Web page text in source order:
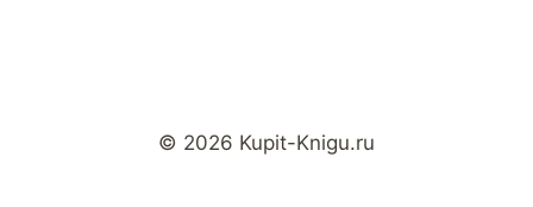
© 2026 Kupit-Knigu.ru